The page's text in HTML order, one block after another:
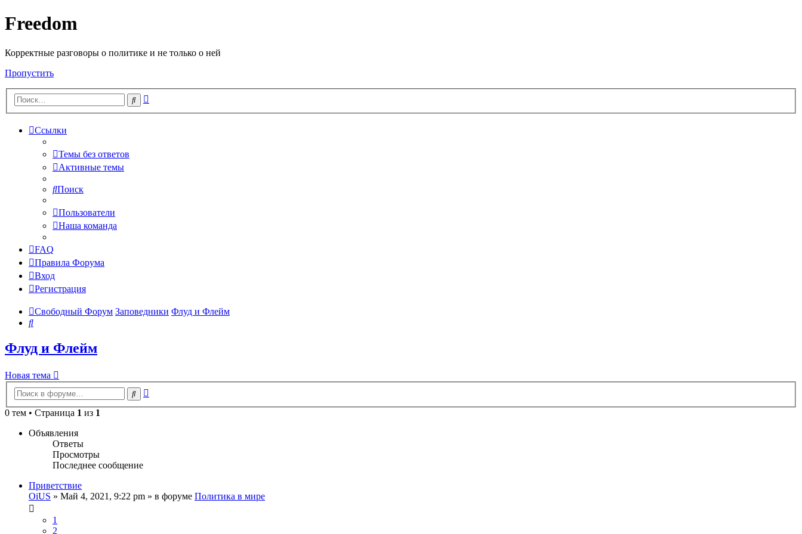
Freedom
Корректные разговоры о политике и не только о ней
Пропустить
Поиск
Ссылки
Темы без ответов
Активные темы
Поиск
Пользователи
Наша команда
FAQ
Правила Форума
Вход
Регистрация
Свободный Форум Заповедники Флуд и Флейм
Поиск
Флуд и Флейм
Новая тема
Поиск
0 тем • Страница 1 из 1
Объявления
Ответы
Просмотры
Последнее сообщение
Приветствие
OiUS » Май 4, 2021, 9:22 pm » в форуме Политика в мире
1
2